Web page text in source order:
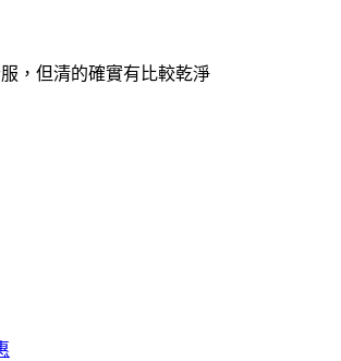
，但清的確實有比較乾淨